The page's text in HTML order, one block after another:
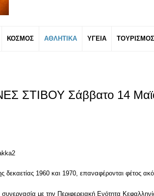
ΚΟΣΜΟΣ ΑΘΛΗΤΙΚΑ ΥΓΕΙΑ ΤΟΥΡΙΣΜΟΣ
ΣΤΙΒΟΥ Σάββατο 14
δεκαετίας 1960 και 1970, επαναφέρονται φέτος
με την Περιφερειακή Ενότητα